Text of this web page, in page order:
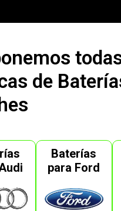
de
Baterías
para Ford